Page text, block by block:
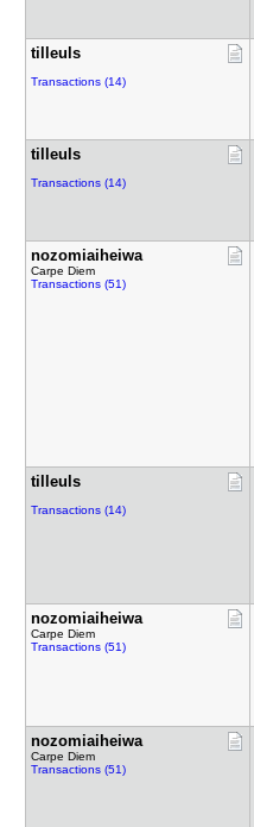
tilleuls
Transactions (14)
tilleuls
Transactions (14)
nozomiaihe​iwa
Carpe Diem
Transactions (51)
tilleuls
Transactions (14)
nozomiaihe​iwa
Carpe Diem
Transactions (51)
nozomiaihe​iwa
Carpe Diem
Transactions (51)